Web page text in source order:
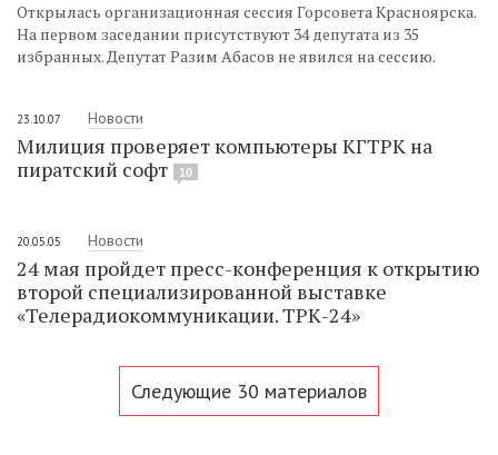
Открылась организационная сессия Горсовета Красноярска.
На первом заседании присутствуют 34 депутата из 35
избранных. Депутат Разим Абасов не явился на сессию.
23.10.07 Новости
Милиция проверяет компьютеры КГТРК на
пиратский софт
10
20.05.05 Новости
24 мая пройдет пресс-конференция к открытию
второй специализированной выставке
«Телерадиокоммуникации. ТРК-24»
Следующие 30 материалов